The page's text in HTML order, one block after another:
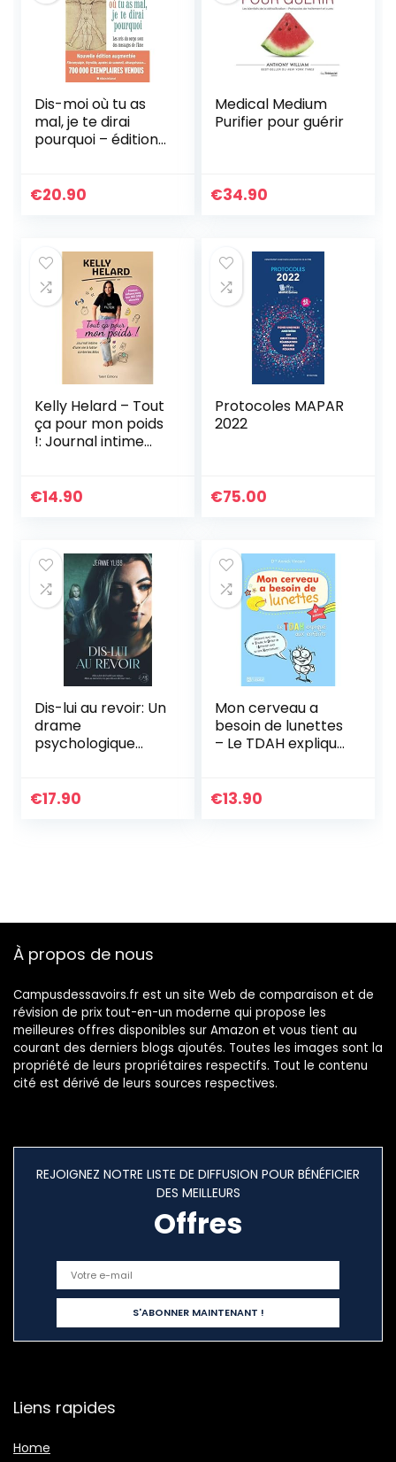
Dis-moi où tu as
mal, je te dirai
pourquoi – édition
cris du corps sont
énergétique
€20.90
Medical Medium
Purifier pour guérir
€34.90
Kelly Helard – Tout
ça pour mon poids
!: Journal intime
€14.90
Protocoles MAPAR
2022
€75.00
Dis-lui au revoir: Un
drame
psychologique
€17.90
Mon cerveau a
besoin de lunettes
– Le TDAH explique
€13.90
À propos de nous
Campusdessavoirs.fr est un site Web de comparaison et de
révision de prix tout-en-un moderne qui propose les
meilleures offres disponibles sur Amazon et vous tient au
courant des derniers blogs ajoutés. Toutes les images sont la
propriété de leurs propriétaires respectifs. Tout le contenu
cité est dérivé de leurs sources respectives.
REJOIGNEZ NOTRE LISTE DE DIFFUSION POUR BÉNÉFICIER
DES MEILLEURS
Offres
Liens rapides
Home